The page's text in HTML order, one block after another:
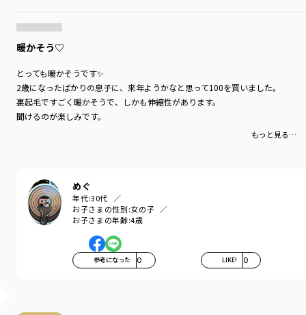
暖かそう♡
とっても暖かそうです✨
2歳になったばかりの息子に、来年ようかなと思って100を買いました。
裏起毛ですごく暖かそうで、しかも伸縮性があります。
聞けるのが楽しみです。
もっと見る…
めぐ
年代:30代
お子さまの性別:女の子
お子さまの年齢:4歳
参考になった 0 LIKE! 0